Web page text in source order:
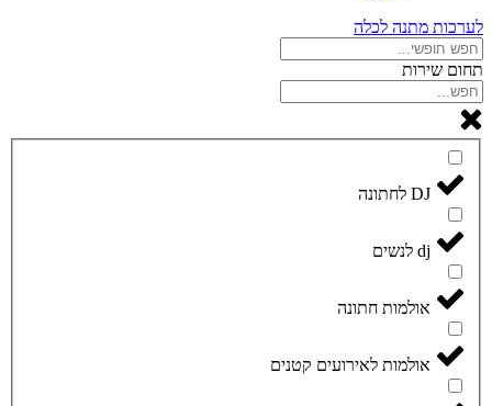
לערכות מתנה לכלה
תחום שירות
DJ לחתונה
dj לנשים
אולמות חתונה
אולמות לאירועים קטנים